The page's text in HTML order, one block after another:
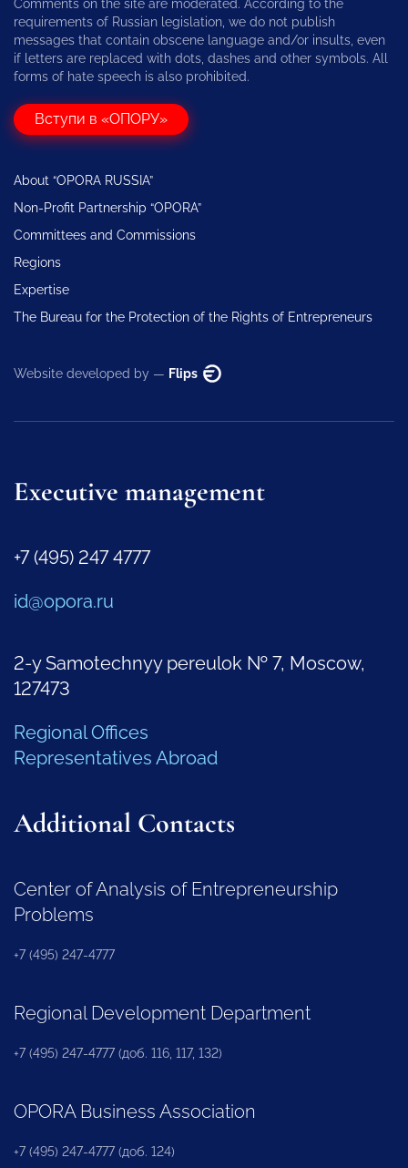
Comments on the site are moderated. According to the
requirements of Russian legislation, we do not publish
messages that contain obscene language and/or insults, even
if letters are replaced with dots, dashes and other symbols. All
forms of hate speech is also prohibited.
Вступи в «ОПОРУ»
About “OPORA RUSSIA”
Non-Profit Partnership “OPORA”
Committees and Commissions
Regions
Expertise
The Bureau for the Protection of the Rights of Entrepreneurs
Website developed by — Flips
Executive management
+7 (495) 247 4777
id@opora.ru
2-y Samotechnyy pereulok № 7, Moscow,
127473
Regional Offices
Representatives Abroad
Additional Contacts
Center of Analysis of Entrepreneurship
Problems
+7 (495) 247-4777
Regional Development Department
+7 (495) 247-4777 (доб. 116, 117, 132)
OPORA Business Association
+7 (495) 247-4777 (доб. 124)